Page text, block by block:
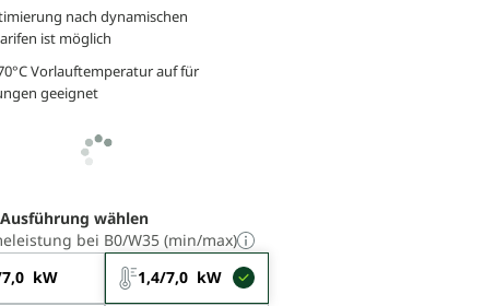
nach dynamischen
ist möglich
Vorlauftemperatur auf für
geeignet
wählen
bei B0/W35 (min/max)
7,0 kW
1,4/7,0 kW